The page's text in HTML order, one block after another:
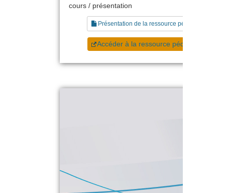
cours / présentation
Présentation de la ressource pédagogique
Accéder à la ressource pédagogique